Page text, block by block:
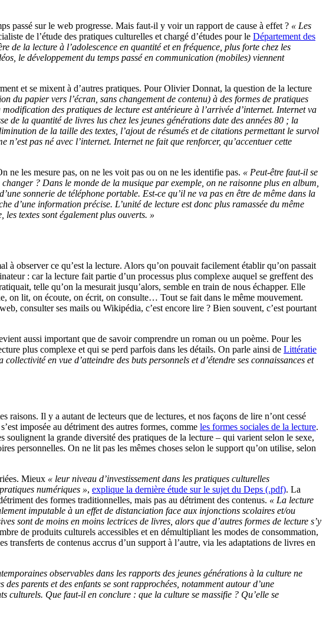
passé sur le web progresse. Mais faut-il y voir un rapport de cause à effet ? « Les
de l’étude des pratiques culturelles et chargé d’études pour le Département des
de la lecture à l’adolescence en quantité et en fréquence, plus forte chez les
le développement du temps passé en communication (mobiles) viennent
et se mixent à d’autres pratiques. Pour Olivier Donnat, la question de la lecture
du papier vers l’écran, sans changement de contenu) à des formes de pratiques
modification des pratiques de lecture est antérieure à l’arrivée d’internet. Internet va
la quantité de livres lus chez les jeunes générations date des années 80 ; la
de la taille des textes, l’ajout de résumés et de citations permettant le survol
pas né avec l’internet. Internet ne fait que renforcer, qu’accentuer cette
ne les mesure pas, on ne les voit pas ou on ne les identifie pas. « Peut-être faut-il se
? Dans le monde de la musique par exemple, on ne raisonne plus en album,
sonnerie de téléphone portable. Est-ce qu’il ne va pas en être de même dans la
d’une information précise. L’unité de lecture est donc plus ramassée du même
textes sont également plus ouverts. »
observer ce qu’est la lecture. Alors qu’on pouvait facilement établir qu’on passait
: car la lecture fait partie d’un processus plus complexe auquel se greffent des
telle qu’on la mesurait jusqu’alors, semble en train de nous échapper. Elle
on lit, on écoute, on écrit, on consulte… Tout se fait dans le même mouvement.
consulter ses mails ou Wikipédia, c’est encore lire ? Bien souvent, c’est pourtant
aussi important que de savoir comprendre un roman ou un poème. Pour les
plus complexe et qui se perd parfois dans les détails. On parle ainsi de Littératie
en vue d’atteindre des buts personnels et d’étendre ses connaissances et
Il y a autant de lecteurs que de lectures, et nos façons de lire n’ont cessé
imposée au détriment des autres formes, comme les formes sociales de la lecture.
la grande diversité des pratiques de la lecture – qui varient selon le sexe,
personnelles. On ne lit pas les mêmes choses selon le support qu’on utilise, selon
Mieux « leur niveau d’investissement dans les pratiques culturelles
numériques », explique la dernière étude sur le sujet du Deps (.pdf). La
des formes traditionnelles, mais pas au détriment des contenus. « La lecture
imputable à un effet de distanciation face aux injonctions scolaires et/ou
sont de moins en moins lectrices de livres, alors que d’autres formes de lecture s’y
de produits culturels accessibles et en démultipliant les modes de consommation,
de contenus accrus d’un support à l’autre, via les adaptations de livres en
observables dans les rapports des jeunes générations à la culture ne
parents et des enfants se sont rapprochées, notamment autour d’une
culturels. Que faut-il en conclure : que la culture se massifie ? Qu’elle se